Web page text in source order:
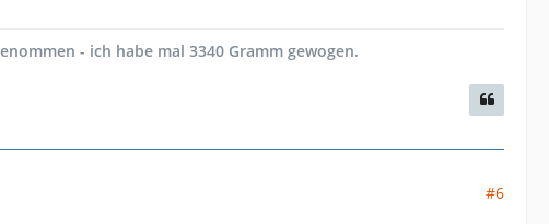
- ich habe mal 3340 Gramm gewogen.
#6